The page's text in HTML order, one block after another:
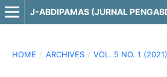
HOME / ARCHIVES / VOL. 5 NO. 1